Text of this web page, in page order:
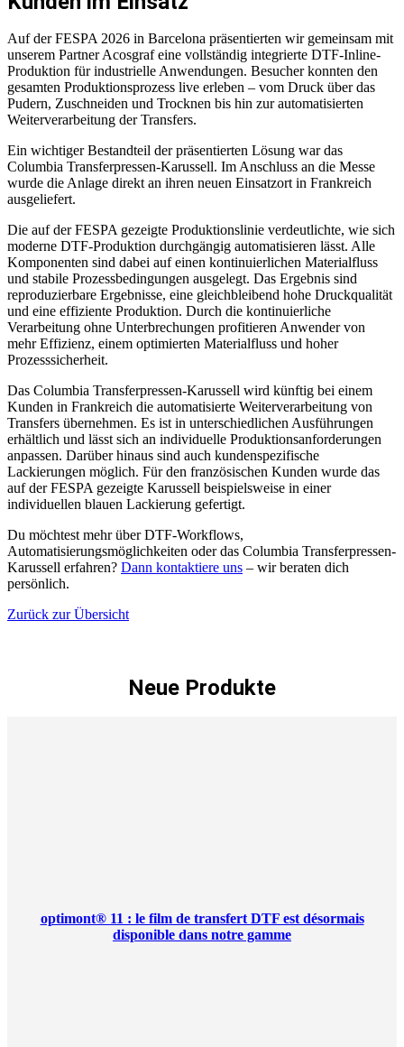
Auf der FESPA 2026 in Barcelona präsentierten wir gemeinsam mit
unserem Partner Acosgraf eine vollständig integrierte DTF-Inline-
Produktion für industrielle Anwendungen. Besucher konnten den
gesamten Produktionsprozess live erleben – vom Druck über das
Pudern, Zuschneiden und Trocknen bis hin zur automatisierten
Weiterverarbeitung der Transfers.
Ein wichtiger Bestandteil der präsentierten Lösung war das
Columbia Transferpressen-Karussell. Im Anschluss an die Messe
wurde die Anlage direkt an ihren neuen Einsatzort in Frankreich
ausgeliefert.
Die auf der FESPA gezeigte Produktionslinie verdeutlichte, wie sich
moderne DTF-Produktion durchgängig automatisieren lässt. Alle
Komponenten sind dabei auf einen kontinuierlichen Materialfluss
und stabile Prozessbedingungen ausgelegt. Das Ergebnis sind
reproduzierbare Ergebnisse, eine gleichbleibend hohe Druckqualität
und eine effiziente Produktion. Durch die kontinuierliche
Verarbeitung ohne Unterbrechungen profitieren Anwender von
mehr Effizienz, einem optimierten Materialfluss und hoher
Prozesssicherheit.
Das Columbia Transferpressen-Karussell wird künftig bei einem
Kunden in Frankreich die automatisierte Weiterverarbeitung von
Transfers übernehmen. Es ist in unterschiedlichen Ausführungen
erhältlich und lässt sich an individuelle Produktionsanforderungen
anpassen. Darüber hinaus sind auch kundenspezifische
Lackierungen möglich. Für den französischen Kunden wurde das
auf der FESPA gezeigte Karussell beispielsweise in einer
individuellen blauen Lackierung gefertigt.
Du möchtest mehr über DTF-Workflows,
Automatisierungsmöglichkeiten oder das Columbia Transferpressen-
Karussell erfahren? Dann kontaktiere uns – wir beraten dich
persönlich.
Zurück zur Übersicht
Neue Produkte
optimont® 11 : le film de transfert DTF est désormais
disponible dans notre gamme